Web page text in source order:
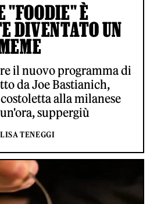
"FOODIE" È
DIVENTATO UN
il nuovo programma di
da Joe Bastianich,
alla milanese
suppergiù
TENEGGI